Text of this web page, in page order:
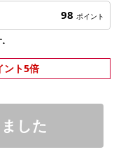
98 ポイント
ント5倍
した